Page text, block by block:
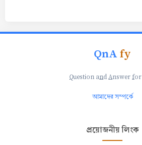
QnAfy
Question andAnswer for
আমাদের সম্পর্কে
প্রয়োজনীয় লিংক